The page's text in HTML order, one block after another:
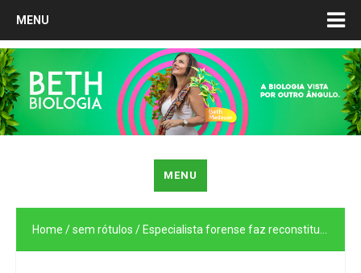
MENU
MENU
Home /sem rótulos / Especialista forense faz reconstituição do rosto de Jesus Cristo e mostra como ele realmente era fisicamente